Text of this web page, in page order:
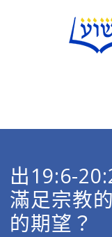
出19:6-
滿足宗教
的期望？